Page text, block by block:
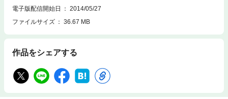
電子版配信開始日
2014/05/27
ファイルサイズ
36.67 MB
作品をシェアする